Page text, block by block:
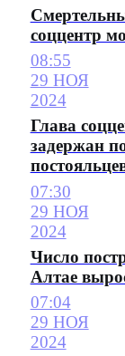
соццентр
08:55
29 НОЯ
2024
Глава
задержан
07:30
29 НОЯ
2024
Число
Алтае
07:04
29 НОЯ
2024